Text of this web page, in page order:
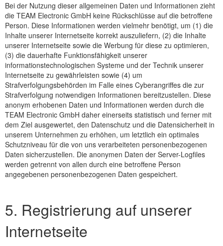
Bei der Nutzung dieser allgemeinen Daten und Informationen zieht
die TEAM Electronic GmbH keine Rückschlüsse auf die betroffene
Person. Diese Informationen werden vielmehr benötigt, um (1) die
Inhalte unserer Internetseite korrekt auszuliefern, (2) die Inhalte
unserer Internetseite sowie die Werbung für diese zu optimieren,
(3) die dauerhafte Funktionsfähigkeit unserer
informationstechnologischen Systeme und der Technik unserer
Internetseite zu gewährleisten sowie (4) um
Strafverfolgungsbehörden im Falle eines Cyberangriffes die zur
Strafverfolgung notwendigen Informationen bereitzustellen. Diese
anonym erhobenen Daten und Informationen werden durch die
TEAM Electronic GmbH daher einerseits statistisch und ferner mit
dem Ziel ausgewertet, den Datenschutz und die Datensicherheit in
unserem Unternehmen zu erhöhen, um letztlich ein optimales
Schutzniveau für die von uns verarbeiteten personenbezogenen
Daten sicherzustellen. Die anonymen Daten der Server-Logfiles
werden getrennt von allen durch eine betroffene Person
angegebenen personenbezogenen Daten gespeichert.
5. Registrierung auf unserer
Internetseite